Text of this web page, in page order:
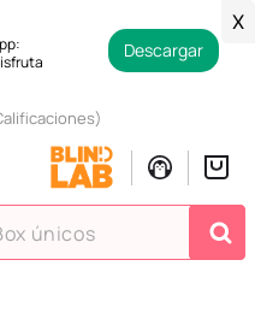
Descargar
X